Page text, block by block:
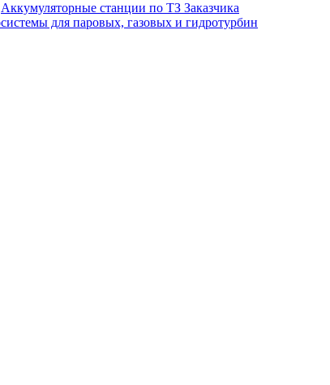
Аккумуляторные станции по ТЗ Заказчика
для паровых, газовых и гидротурбин